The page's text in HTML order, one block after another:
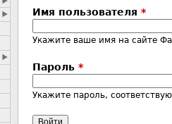
Имя пользователя *
Укажите ваше имя на сайте
Пароль *
Укажите пароль,